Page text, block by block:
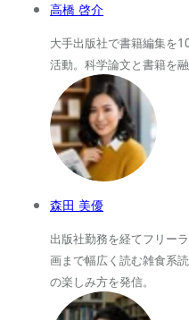
高橋 啓介
大手出版社で書籍編集を
活動。科学論文と書籍を
森田 美優
出版社勤務を経てフリー
画まで幅広く読む雑食系
の楽しみ方を発信。